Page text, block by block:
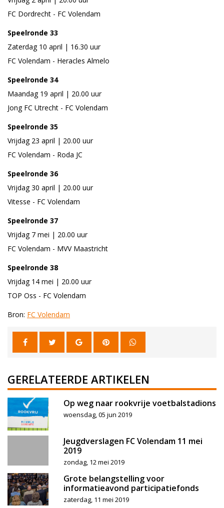
FC Dordrecht - FC Volendam
Speelronde 33
Zaterdag 10 april | 16.30 uur
FC Volendam - Heracles Almelo
Speelronde 34
Maandag 19 april | 20.00 uur
Jong FC Utrecht - FC Volendam
Speelronde 35
Vrijdag 23 april | 20.00 uur
FC Volendam - Roda JC
Speelronde 36
Vrijdag 30 april | 20.00 uur
Vitesse - FC Volendam
Speelronde 37
Vrijdag 7 mei | 20.00 uur
FC Volendam - MVV Maastricht
Speelronde 38
Vrijdag 14 mei | 20.00 uur
TOP Oss - FC Volendam
Bron: FC Volendam
GERELATEERDE ARTIKELEN
Op weg naar rookvrije voetbalstadions
woensdag, 05 jun 2019
Jeugdverslagen FC Volendam 11 mei
2019
zondag, 12 mei 2019
Grote belangstelling voor
informatieavond participatiefonds
zaterdag, 11 mei 2019